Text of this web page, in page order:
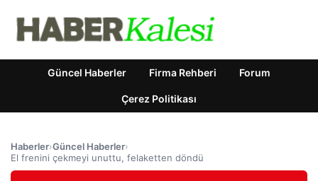
Güncel Haberler Firma Rehberi Forum
Çerez Politikası
Haberler›Güncel Haberler›
El frenini çekmeyi unuttu, felaketten döndü